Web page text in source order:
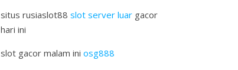
situs rusiaslot88 slot server luar gacor
hari ini
slot gacor malam ini osg888